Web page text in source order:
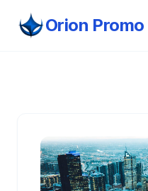
Orion Promo